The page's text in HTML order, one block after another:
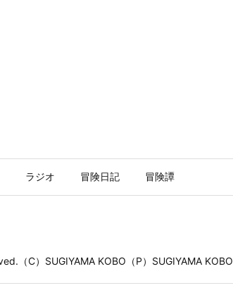
ラジオ 冒険日記 冒険譚
（C）SUGIYAMA KOBO（P）SUGIYAMA KOBO